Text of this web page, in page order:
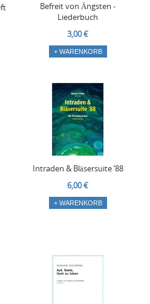
Befreit von Ängsten -
Liederbuch
3,00 €
+ WARENKORB
Intraden & Bläsersuite ’88
6,00 €
+ WARENKORB